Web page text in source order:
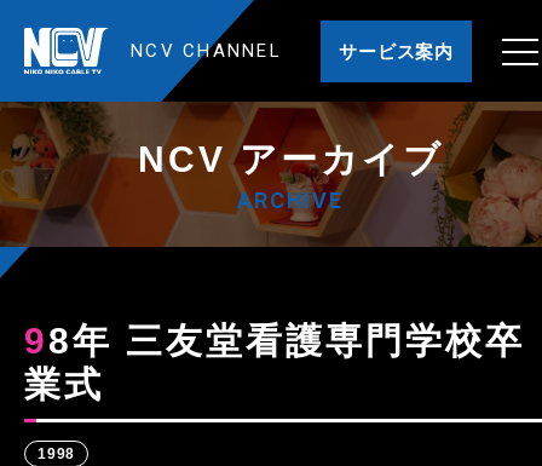
NCV CHANNEL サービス案内
NCV アーカイブ
ARCHIVE
98年 三友堂看護専門学校卒
業式
1998